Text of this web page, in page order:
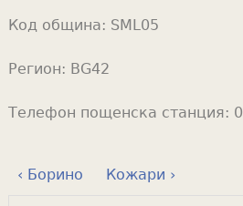
Код община: SML05
Регион: BG42
Телефон пощенска станция:
‹ Борино Кожари ›